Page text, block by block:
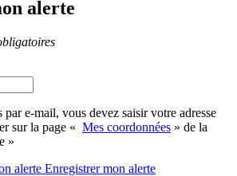
alerte
e-mail, vous devez saisir votre adresse
sur la page « Mes coordonnées » de la
»
alerte Enregistrermon alerte